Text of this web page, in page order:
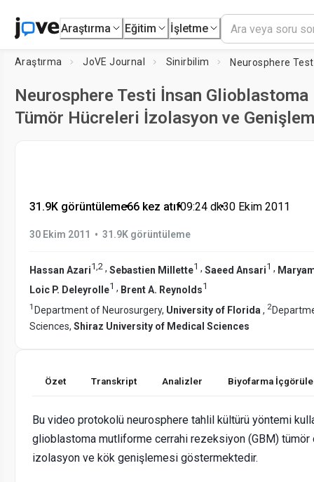
Araştırma Eğitim İşletme
Araştırma JoVE Journal Sinirbilim
Neurosphere Testi İnsan
Tümör Hücreleri İzolasyon ve
31.9K görüntüleme•66 kez atıf•09:24 dk•30 Ekim 2011
30 Ekim 2011 • 31.9K görüntüleme
Hassan Azari1,2 , Sebastien Millette1 , Saeed Ansari1 ,
Loic P. Deleyrolle1 , Brent A. Reynolds1
1 Department of Neurosurgery, University of Florida , 2
Sciences, Shiraz University of Medical Sciences
Özet Transkript Analizler Biyofarma
Bu video protokolü neurosphere tahlil kültürü yöntemi
glioblastoma mutliforme cerrahi rezeksiyon (GBM)
izolasyon ve kök genişlemesi göstermektedir.